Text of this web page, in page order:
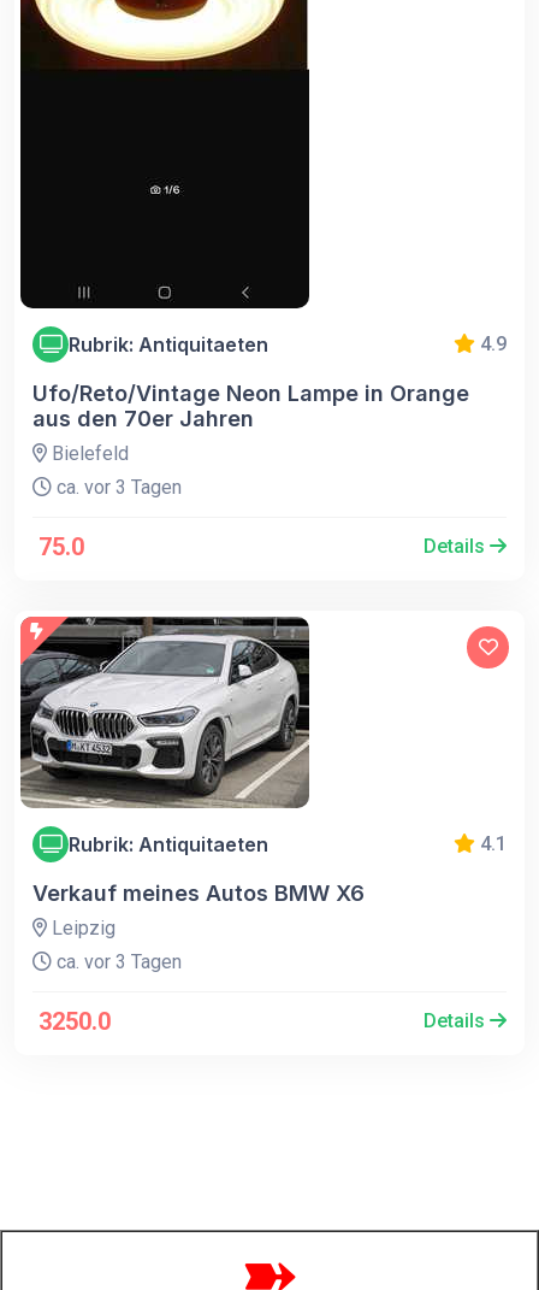
Rubrik: Antiquitaeten 4.9
Ufo/Reto/Vintage Neon Lampe in Orange
aus den 70er Jahren
Bielefeld
ca. vor 3 Tagen
75.0 Details
Rubrik: Antiquitaeten 4.1
Verkauf meines Autos BMW X6
Leipzig
ca. vor 3 Tagen
3250.0 Details